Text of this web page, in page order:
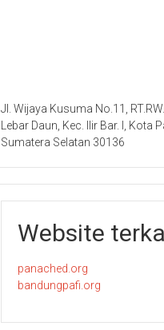
Jl. Wijaya Kusuma No.11,
Lebar Daun, Kec. Ilir Bar. I, Kota
Sumatera Selatan 30136
Website
panached.org
bandungpafi.org